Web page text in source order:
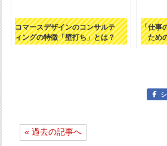
コマースデザインのコンサルテ
ィングの特徴「壁打ち」とは？
「仕事
ため
« 過去の記事へ